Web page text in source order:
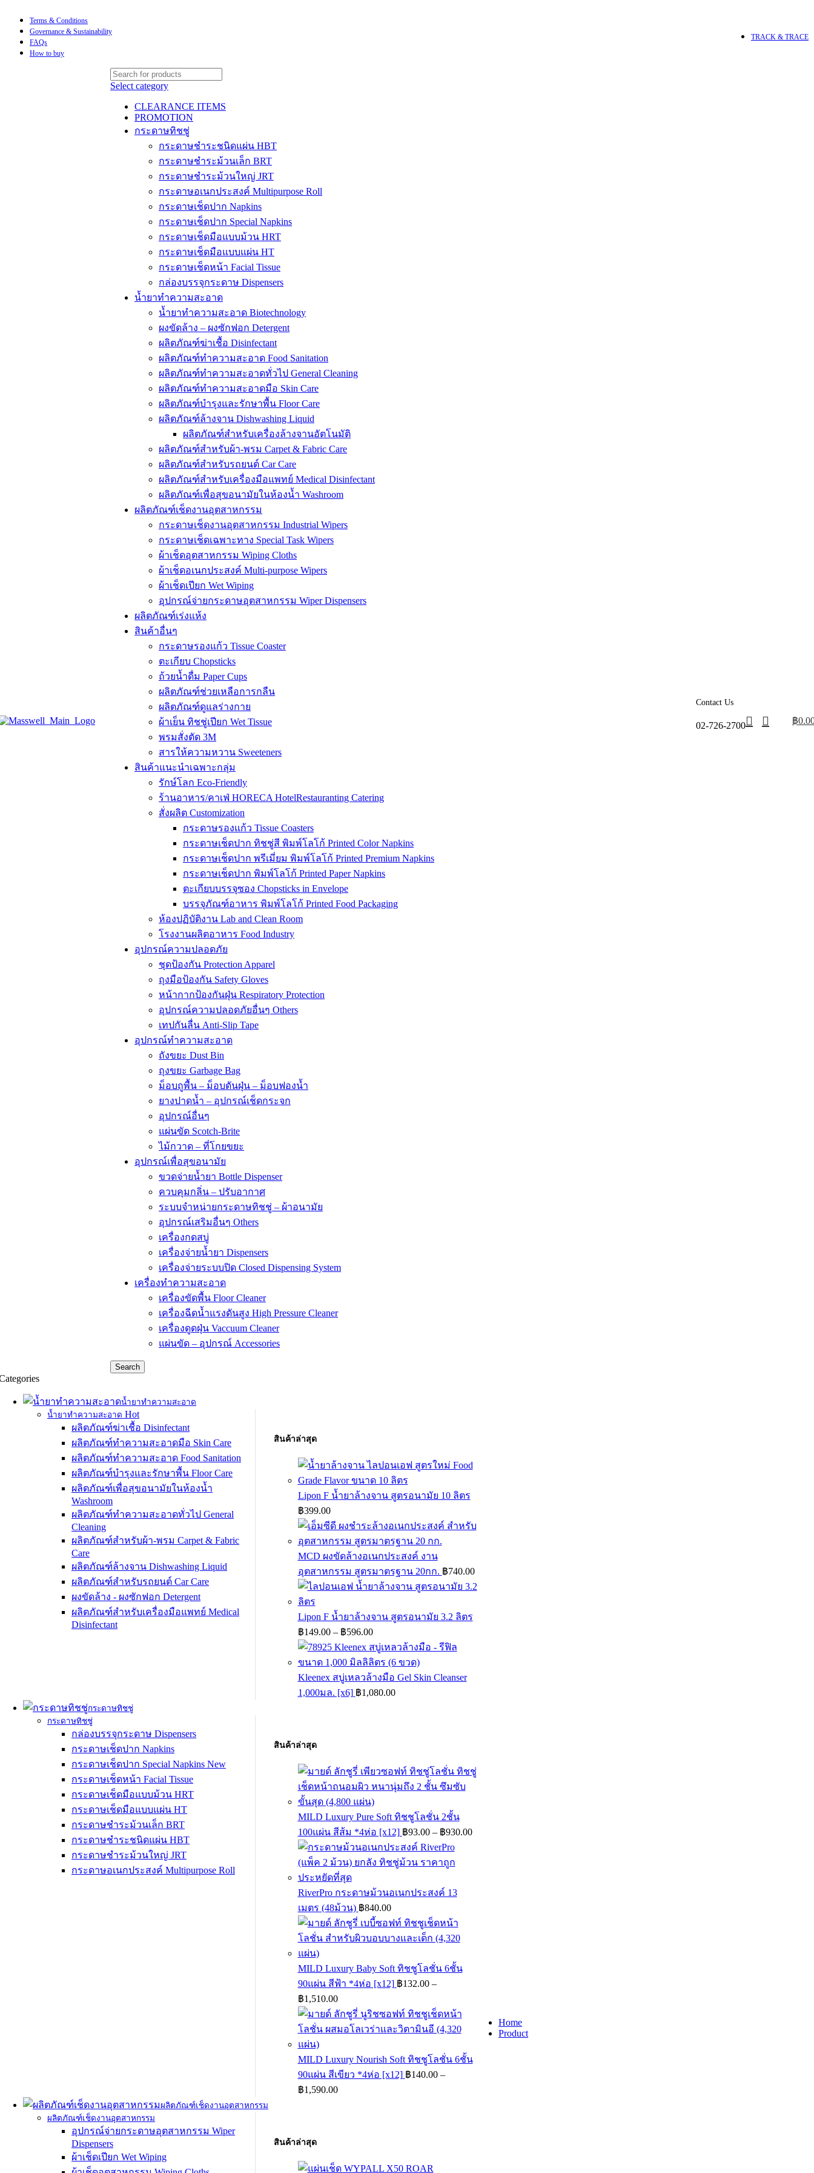
Terms & Conditions
Governance & Sustainability
FAQs
How to buy
TRACK & TRACE
Select category
CLEARANCE ITEMS
PROMOTION
กระดาษทิชชู่
กระดาษชำระชนิดแผ่น HBT
กระดาษชำระม้วนเล็ก BRT
กระดาษชำระม้วนใหญ่ JRT
กระดาษอเนกประสงค์ Multipurpose Roll
กระดาษเช็ดปาก Napkins
กระดาษเช็ดปาก Special Napkins
กระดาษเช็ดมือแบบม้วน HRT
กระดาษเช็ดมือแบบแผ่น HT
กระดาษเช็ดหน้า Facial Tissue
กล่องบรรจุกระดาษ Dispensers
น้ำยาทำความสะอาด
น้ำยาทำความสะอาด Biotechnology
ผงขัดล้าง – ผงซักฟอก Detergent
ผลิตภัณฑ์ฆ่าเชื้อ Disinfectant
ผลิตภัณฑ์ทำความสะอาด Food Sanitation
ผลิตภัณฑ์ทำความสะอาดทั่วไป General Cleaning
ผลิตภัณฑ์ทำความสะอาดมือ Skin Care
ผลิตภัณฑ์บำรุงและรักษาพื้น Floor Care
ผลิตภัณฑ์ล้างจาน Dishwashing Liquid
ผลิตภัณฑ์สำหรับเครื่องล้างจานอัตโนมัติ
ผลิตภัณฑ์สำหรับผ้า-พรม Carpet & Fabric Care
ผลิตภัณฑ์สำหรับรถยนต์ Car Care
ผลิตภัณฑ์สำหรับเครื่องมือแพทย์ Medical Disinfectant
ผลิตภัณฑ์เพื่อสุขอนามัยในห้องน้ำ Washroom
ผลิตภัณฑ์เช็ดงานอุตสาหกรรม
กระดาษเช็ดงานอุตสาหกรรม Industrial Wipers
กระดาษเช็ดเฉพาะทาง Special Task Wipers
ผ้าเช็ดอุตสาหกรรม Wiping Cloths
ผ้าเช็ดอเนกประสงค์ Multi-purpose Wipers
ผ้าเช็ดเปียก Wet Wiping
อุปกรณ์จ่ายกระดาษอุตสาหกรรม Wiper Dispensers
ผลิตภัณฑ์เร่งแห้ง
สินค้าอื่นๆ
กระดาษรองแก้ว Tissue Coaster
ตะเกียบ Chopsticks
ถ้วยน้ำดื่ม Paper Cups
ผลิตภัณฑ์ช่วยเหลือการกลืน
ผลิตภัณฑ์ดูแลร่างกาย
ผ้าเย็น ทิชชู่เปียก Wet Tissue
พรมสั่งตัด 3M
สารให้ความหวาน Sweeteners
สินค้าแนะนำเฉพาะกลุ่ม
รักษ์โลก Eco-Friendly
ร้านอาหาร/คาเฟ่ HORECA HotelRestauranting Catering
สั่งผลิต Customization
กระดาษรองแก้ว Tissue Coasters
กระดาษเช็ดปาก ทิชชู่สี พิมพ์โลโก้ Printed Color Napkins
กระดาษเช็ดปาก พรีเมี่ยม พิมพ์โลโก้ Printed Premium Napkins
กระดาษเช็ดปาก พิมพ์โลโก้ Printed Paper Napkins
ตะเกียบบรรจุซอง Chopsticks in Envelope
บรรจุภัณฑ์อาหาร พิมพ์โลโก้ Printed Food Packaging
ห้องปฏิบัติงาน Lab and Clean Room
โรงงานผลิตอาหาร Food Industry
อุปกรณ์ความปลอดภัย
ชุดป้องกัน Protection Apparel
ถุงมือป้องกัน Safety Gloves
หน้ากากป้องกันฝุ่น Respiratory Protection
อุปกรณ์ความปลอดภัยอื่นๆ Others
เทปกันลื่น Anti-Slip Tape
อุปกรณ์ทำความสะอาด
ถังขยะ Dust Bin
ถุงขยะ Garbage Bag
ม็อบถูพื้น – ม็อบดันฝุ่น – ม็อบฟองน้ำ
ยางปาดน้ำ – อุปกรณ์เช็ดกระจก
อุปกรณ์อื่นๆ
แผ่นขัด Scotch-Brite
ไม้กวาด – ที่โกยขยะ
อุปกรณ์เพื่อสุขอนามัย
ขวดจ่ายน้ำยา Bottle Dispenser
ควบคุมกลิ่น – ปรับอากาศ
ระบบจำหน่ายกระดาษทิชชู่ – ผ้าอนามัย
อุปกรณ์เสริมอื่นๆ Others
เครื่องกดสบู่
เครื่องจ่ายน้ำยา Dispensers
เครื่องจ่ายระบบปิด Closed Dispensing System
เครื่องทำความสะอาด
เครื่องขัดพื้น Floor Cleaner
เครื่องฉีดน้ำแรงดันสูง High Pressure Cleaner
เครื่องดูดฝุ่น Vaccuum Cleaner
แผ่นขัด – อุปกรณ์ Accessories
Search
Contact Us
02-726-2700 ฿
น้ำยาทำความสะอาด
น้ำยาทำความสะอาด Hot
ผลิตภัณฑ์ฆ่าเชื้อ Disinfectant
ผลิตภัณฑ์ทำความสะอาดมือ Skin Care
ผลิตภัณฑ์ทำความสะอาด Food Sanitation
ผลิตภัณฑ์บำรุงและรักษาพื้น Floor Care
ผลิตภัณฑ์เพื่อสุขอนามัยในห้องน้ำ
Washroom
ผลิตภัณฑ์ทำความสะอาดทั่วไป General
Cleaning
ผลิตภัณฑ์สำหรับผ้า-พรม Carpet & Fabric
Care
ผลิตภัณฑ์ล้างจาน Dishwashing Liquid
ผลิตภัณฑ์สำหรับรถยนต์ Car Care
ผงขัดล้าง - ผงซักฟอก Detergent
ผลิตภัณฑ์สำหรับเครื่องมือแพทย์ Medical
Disinfectant
สินค้าล่าสุด
Lipon F น้ำยาล้างจาน สูตรอนามัย 10 ลิตร
฿399.00
MCD ผงขัดล้างอเนกประสงค์ งาน
อุตสาหกรรม สูตรมาตรฐาน 20กก. ฿740.00
Lipon F น้ำยาล้างจาน สูตรอนามัย 3.2 ลิตร
฿149.00 – ฿596.00Price
฿149.00
through
฿596.00
Kleenex สบู่เหลวล้างมือ Gel Skin Cleanser
1,000มล. [x6] ฿1,080.00
กระดาษทิชชู่
กระดาษทิชชู่
กล่องบรรจุกระดาษ Dispensers
กระดาษเช็ดปาก Napkins
กระดาษเช็ดปาก Special Napkins New
กระดาษเช็ดหน้า Facial Tissue
กระดาษเช็ดมือแบบม้วน HRT
กระดาษเช็ดมือแบบแผ่น HT
กระดาษชำระม้วนเล็ก BRT
กระดาษชำระชนิดแผ่น HBT
กระดาษชำระม้วนใหญ่ JRT
กระดาษอเนกประสงค์ Multipurpose Roll
สินค้าล่าสุด
MILD Luxury Pure Soft ทิชชูโลชั่น 2ชั้น
100แผ่น สีส้ม *4ห่อ [x12] ฿93.00 – ฿930.00Price
RiverPro กระดาษม้วนอเนกประสงค์ 13
เมตร (48ม้วน) ฿840.00
MILD Luxury Baby Soft ทิชชูโลชั่น 6ชั้น
90แผ่น สีฟ้า *4ห่อ [x12] ฿132.00 –
฿1,510.00Price
range:
฿132.00
through
MILD Luxury Nourish Soft ทิชชูโลชั่น 6ชั้น
90แผ่น สีเขียว *4ห่อ [x12] ฿140.00 –
฿1,590.00Price
ผลิตภัณฑ์เช็ดงานอุตสาหกรรม
ผลิตภัณฑ์เช็ดงานอุตสาหกรรม
อุปกรณ์จ่ายกระดาษอุตสาหกรรม Wiper
Dispensers
ผ้าเช็ดเปียก Wet Wiping
สินค้าล่าสุด
Home
Product